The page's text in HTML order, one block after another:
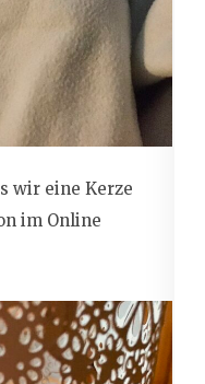
wir eine Kerze
im Online